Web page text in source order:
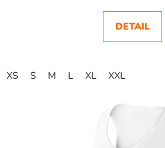
DETAIL
XS S M L XL XXL